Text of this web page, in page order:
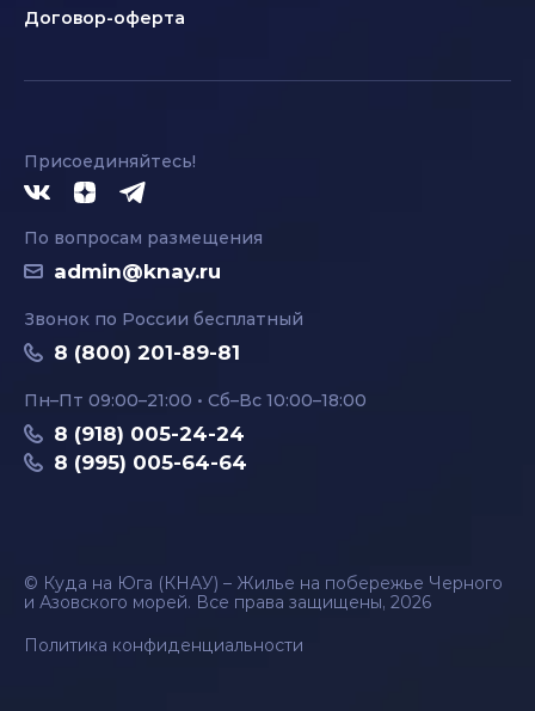
Договор-оферта
Присоединяйтесь!
По вопросам размещения
admin@knay.ru
Звонок по России бесплатный
8 (800) 201-89-81
Пн–Пт 09:00–21:00 • Сб–Вс 10:00–18:00
8 (918) 005-24-24
8 (995) 005-64-64
© Куда на Юга (КНАУ) – Жилье на побережье Черного
и Азовского морей. Все права защищены, 2026
Политика конфиденциальности